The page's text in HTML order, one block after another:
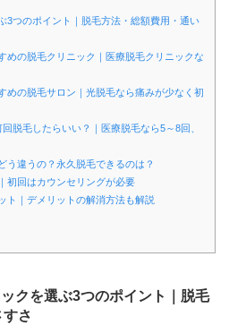
3つのポイント｜脱毛方法・総額費用・通い
めの脱毛クリニック｜医療脱毛クリニックな
めの脱毛サロン｜光脱毛なら痛みが少なく初
脱毛したらいい？｜医療脱毛なら5～8回、
う違うの？永久脱毛できるのは？
初回はカウンセリングが必要
ト｜デメリットの解消方法も解説
クを選ぶ3つのポイント｜脱毛
さ